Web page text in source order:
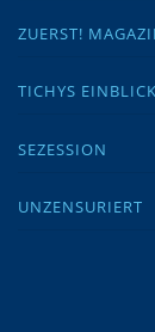
ZUERST!
TICHYS EINBLICK
SEZESSION
UNZENSURIERT